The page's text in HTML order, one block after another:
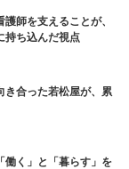
師を支えることが、
持ち込んだ視点
き合った若松屋が、累
働く」と「暮らす」を